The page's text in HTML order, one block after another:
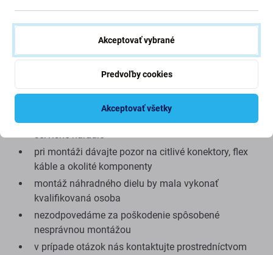
Montáž a odporúčania:
pri manipulácii chráňte citlivý senzor a flex kábel
pred finálnym zložením otestujte tlačidlo a
rozpoznanie odtlačku prsta
na montáž alebo demontáž je potrebné vhodné
servisné náradie
pri montáži dávajte pozor na citlivé konektory, flex
káble a okolité komponenty
montáž náhradného dielu by mala vykonať
kvalifikovaná osoba
nezodpovedáme za poškodenie spôsobené
nesprávnou montážou
v prípade otázok nás kontaktujte prostredníctvom
Akceptovať vybrané
Predvoľby cookies
Akceptovať všetky